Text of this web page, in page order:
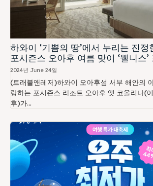
하와이 ‘기쁨의 땅’에서 누리는 진정
포시즌스 오아후 여름 맞이 ‘웰니스
2024년 June 24일
(트래블앤레저)하와이 오아후섬 서부 해안의
랑하는 포시즌스 리조트 오아후 앳 코올리나(
후)가...